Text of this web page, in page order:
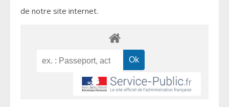
de notre site internet.